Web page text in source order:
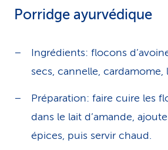
Porridge ayurvédique
Ingrédients: flocons
secs, cannelle, cardamome,
Préparation: faire cuire les
dans le lait d’amande,
épices, puis servir chaud.